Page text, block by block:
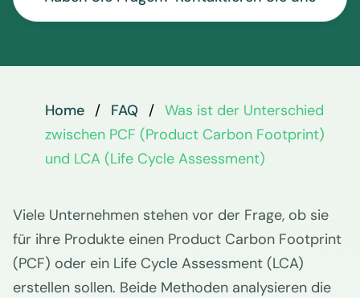
Home FAQ
Was ist der Unterschied
zwischen PCF (Product Carbon Footprint)
und LCA (Life Cycle Assessment)
Viele Unternehmen stehen vor der Frage, ob sie
für ihre Produkte einen Product Carbon Footprint
(PCF) oder ein Life Cycle Assessment (LCA)
erstellen sollen. Beide Methoden analysieren die